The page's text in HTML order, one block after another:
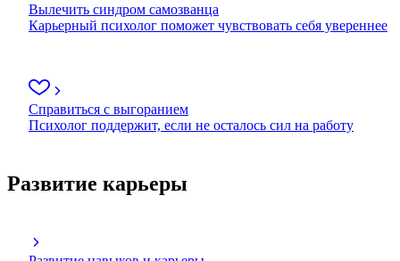
Вылечить синдром самозванца
Карьерный психолог поможет чувствовать себя увереннее
Справиться с выгоранием
Психолог поддержит, если не осталось сил на работу
Развитие карьеры